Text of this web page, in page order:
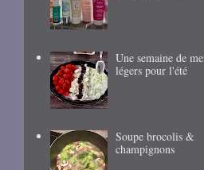
Une semaine de
légers pour l'été
Soupe brocolis &
champignons